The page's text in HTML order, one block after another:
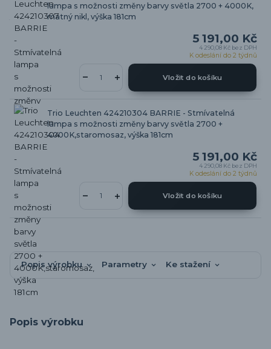
lampa s možnosti změny barvy světla 2700 + 4000K,
matný nikl, výška 181cm
5 191,00 Kč
4 290,08 Kč bez DPH
K odeslání do 2 týdnů
Vložit do košíku
Trio Leuchten 424210304 BARRIE - Stmívatelná
lampa s možnosti změny barvy světla 2700 +
4000K,staromosaz, výška 181cm
5 191,00 Kč
4 290,08 Kč bez DPH
K odeslání do 2 týdnů
Vložit do košíku
Popis výrobku Parametry Ke stažení
Popis výrobku